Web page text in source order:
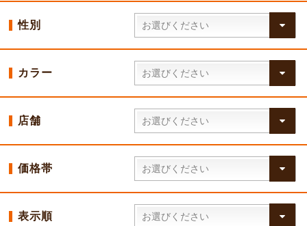
性別
カラー
店舗
価格帯
表示順